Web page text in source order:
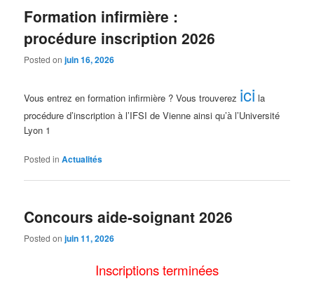
Formation infirmière :
procédure inscription 2026
Posted onjuin 16, 2026
Vous entrez en formation infirmière ? Vous trouverez ici la
procédure d’inscription à l’IFSI de Vienne ainsi qu’à l’Université
Lyon 1
Posted in Actualités
Concours aide-soignant 2026
Posted onjuin 11, 2026
Inscriptions terminées